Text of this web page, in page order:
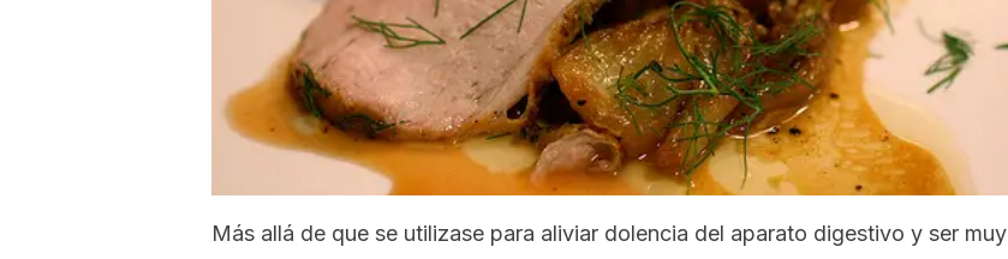
Más allá de que se utilizase para aliviar dolencia del aparato digestivo y ser muy